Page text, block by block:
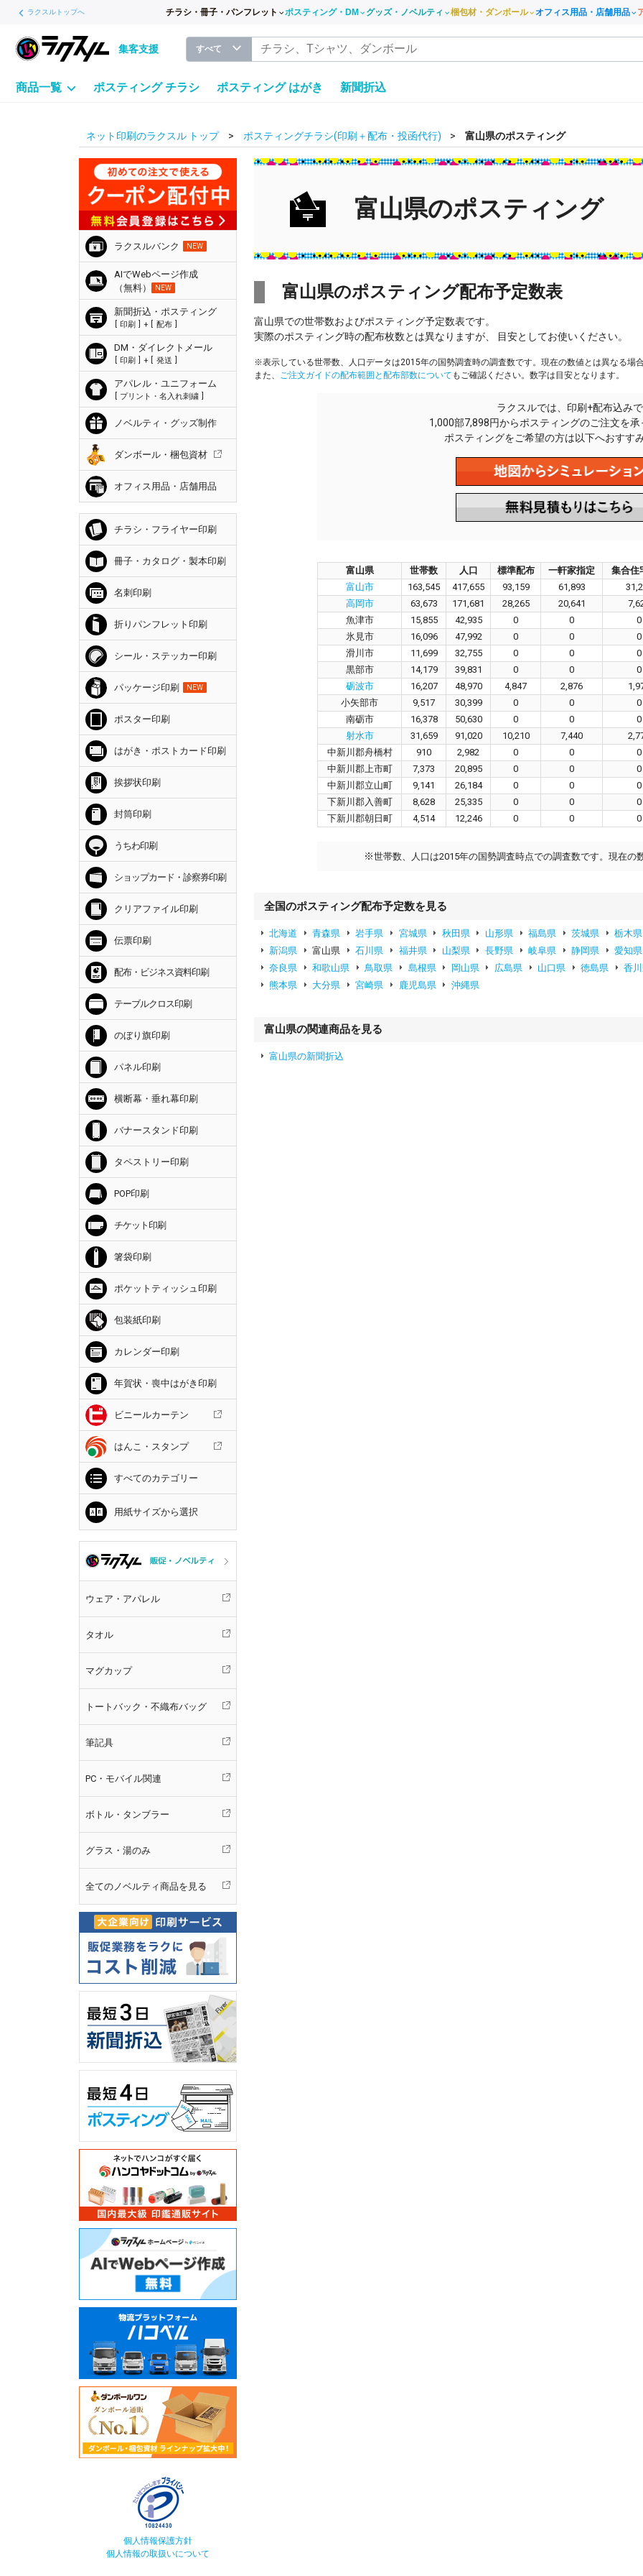
ラクスルトップへ チラシ・冊子・パンフレット ポスティング・DM グッズ・ノベルティ 梱包材・ダンボール オフィス用品・店舗用品
集客支援 すべて
商品一覧 ポスティング チラシ ポスティング はがき 新聞折込
ネット印刷のラクスル トップ ポスティングチラシ(印刷＋配布・投函代行) 富山県のポスティング
ラクスルバンク NEW
AIでWebページ作成
（無料）
NEW
新聞折込・ポスティング
印刷 + 配布
DM・ダイレクトメール
印刷 + 発送
アパレル・ユニフォーム
プリント・名入れ刺繍
ノベルティ・グッズ制作
ダンボール・梱包資材
オフィス用品・店舗用品
チラシ・フライヤー印刷
冊子・カタログ・製本印刷
名刺印刷
折りパンフレット印刷
シール・ステッカー印刷
パッケージ印刷 NEW
ポスター印刷
はがき・ポストカード印刷
挨拶状印刷
封筒印刷
うちわ印刷
ショップカード・診察券印刷
クリアファイル印刷
伝票印刷
配布・ビジネス資料印刷
テーブルクロス印刷
のぼり旗印刷
パネル印刷
横断幕・垂れ幕印刷
バナースタンド印刷
タペストリー印刷
POP印刷
チケット印刷
箸袋印刷
ポケットティッシュ印刷
包装紙印刷
カレンダー印刷
年賀状・喪中はがき印刷
ビニールカーテン
はんこ・スタンプ
すべてのカテゴリー
用紙サイズから選択
ウェア・アパレル
タオル
マグカップ
トートバック・不織布バッグ
筆記具
PC・モバイル関連
ボトル・タンブラー
グラス・湯のみ
全てのノベルティ商品を見る
個人情報保護方針
個人情報の取扱いについて
富山県のポスティング
富山県のポスティング配布予定数表
富山県での世帯数およびポスティング予定数表です。
実際のポスティング時の配布枚数とは異なりますが、 目安としてお使いください。
※表示している世帯数、人口データは2015年の国勢調査時の調査数です。現在の数値とは異なる場合
また、 ご注文ガイドの配布範囲と配布部数について もご確認ください。数字は目安となります。
ラクスルでは、印刷+配布込みで
1,000部7,898円からポスティングのご注文を承
ポスティングをご希望の方は以下へおすす
富山県 世帯数 人口 標準配布 一軒家指定 集合住
富山市
163,545 417,655 93,159 61,893
高岡市
63,673 171,681 28,265 20,641
魚津市
15,855 42,935 0 0 0
氷見市
16,096 47,992 0 0 0
滑川市
11,699 32,755 0 0 0
黒部市
14,179 39,831 0 0 0
砺波市
16,207 48,970 4,847 2,876
小矢部市
9,517 30,399 0 0 0
南砺市
16,378 50,630 0 0 0
射水市
31,659 91,020 10,210 7,440
中新川郡舟橋村
910 2,982 0 0 0
中新川郡上市町
7,373 20,895 0 0 0
中新川郡立山町
9,141 26,184 0 0 0
下新川郡入善町
8,628 25,335 0 0 0
下新川郡朝日町
4,514 12,246 0 0 0
※世帯数、人口は2015年の国勢調査時点での調査数です。現在の
全国のポスティング配布予定数を見る
北海道 青森県 岩手県 宮城県 秋田県 山形県 福島県 茨城県 栃木県
新潟県
富山県 石川県 福井県 山梨県 長野県 岐阜県 静岡県 愛知県
奈良県
和歌山県 鳥取県 島根県 岡山県 広島県 山口県 徳島県 香
熊本県
大分県 宮崎県 鹿児島県 沖縄県
富山県の関連商品を見る
富山県の新聞折込